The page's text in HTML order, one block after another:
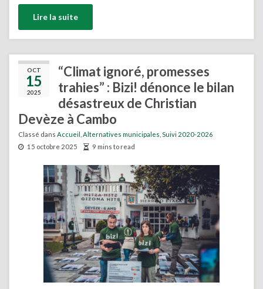
Lire la suite
OCT
15
2025
“Climat ignoré, promesses
trahies” : Bizi! dénonce le bilan
désastreux de Christian
Devèze à Cambo
Classé dans Accueil Alternatives municipales Suivi 2020-2026
15 octobre 2025
9 mins to read